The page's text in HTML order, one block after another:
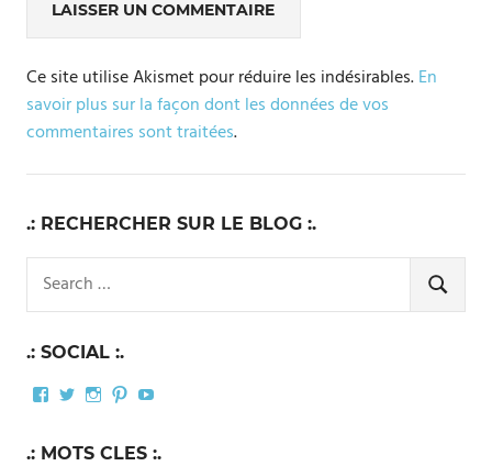
Ce site utilise Akismet pour réduire les indésirables.En
savoir plus sur la façon dont les données de vos
commentaires sont traitées.
.: RECHERCHER SUR LE BLOG :.
for:
SEARCH
.: SOCIAL :.
Facebook
TwitterInstagram
PinterestYouTube
.: MOTS CLES :.